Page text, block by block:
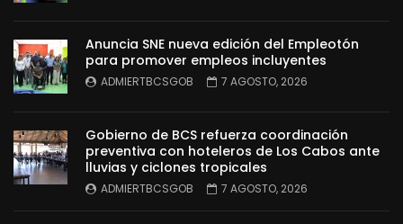
Anuncia SNE nueva edición del Empleotón
para promover empleos incluyentes
ADMIERTBCSGOB 7 AGOSTO, 2026
Gobierno de BCS refuerza coordinación
preventiva con hoteleros de Los Cabos ante
lluvias y ciclones tropicales
ADMIERTBCSGOB 7 AGOSTO, 2026